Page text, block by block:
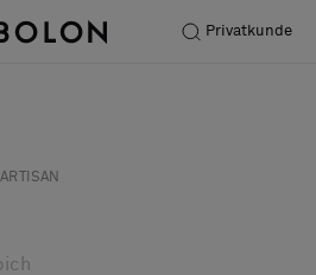
Privatkunde
ARTISAN